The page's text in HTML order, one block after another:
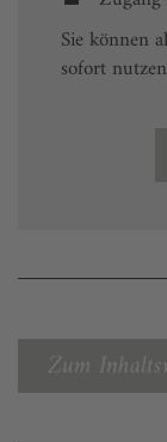
Sie können
sofort nutzen
Zum